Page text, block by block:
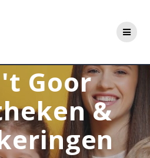
Goor
&